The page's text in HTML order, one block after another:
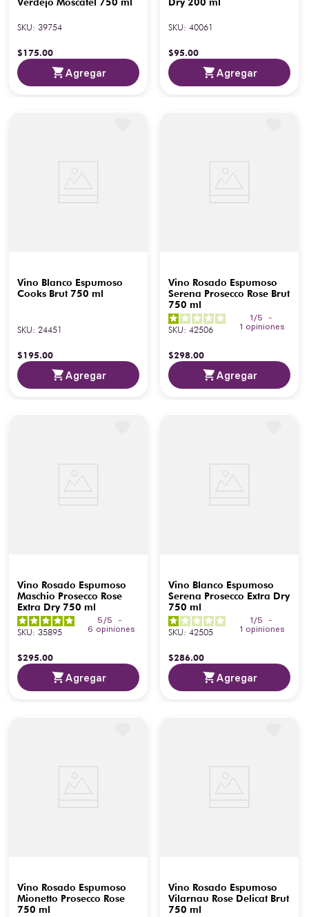
Verdejo Moscatel 750 ml
SKU: 39754
$175.00
Agregar
Dry 200 ml
SKU: 40061
$95.00
Agregar
Vino Blanco Espumoso
Cooks Brut 750 ml
SKU: 24451
$195.00
Agregar
Vino Rosado Espumoso
Serena Prosecco Rose Brut
750 ml
1 /5
-
1 opiniones
SKU: 42506
$298.00
Agregar
Vino Rosado Espumoso
Maschio Prosecco Rose
Extra Dry 750 ml
5 /5
-
6 opiniones
SKU: 35895
$295.00
Agregar
Vino Blanco Espumoso
Serena Prosecco Extra Dry
750 ml
1 /5
-
1 opiniones
SKU: 42505
$286.00
Agregar
Vino Rosado Espumoso
Mionetto Prosecco Rose
750 ml
Vino Rosado Espumoso
Vilarnau Rose Delicat Brut
750 ml